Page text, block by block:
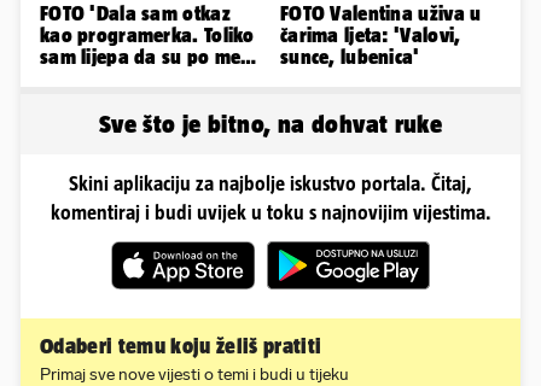
FOTO 'Dala sam otkaz
kao programerka. Toliko
sam lijepa da su po meni
FOTO Valentina uživa u
čarima ljeta: 'Valovi,
sunce, lubenica'
Sve što je bitno, na dohvat ruke
Skini aplikaciju za najbolje iskustvo portala. Čitaj,
komentiraj i budi uvijek u toku s najnovijim vijestima.
Odaberi temu koju želiš pratiti
Primaj sve nove vijesti o temi i budi u tijeku